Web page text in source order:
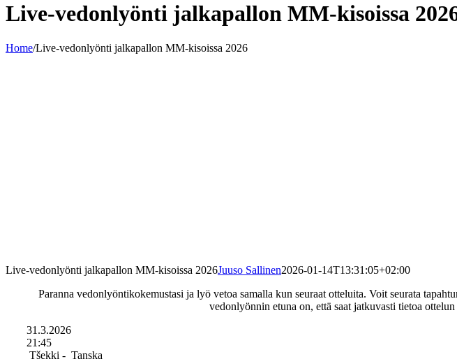
Live-vedonlyönti jalkapallon MM-kisoissa
Home/Live-vedonlyönti jalkapallon MM-kisoissa 2026
Live-vedonlyönti jalkapallon MM-kisoissa 2026Juuso Sallinen2026-01-14T13:31:05+02:00
Paranna vedonlyöntikokemustasi ja lyö vetoa samalla kun seuraat otteluita. Voit seurata
vedonlyönnin etuna on, että saat jatkuvasti tietoa
31.3.2026
21:45
Tšekki - Tanska